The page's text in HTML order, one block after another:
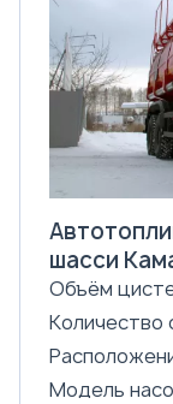
шасси
Объём
Количество
Модель